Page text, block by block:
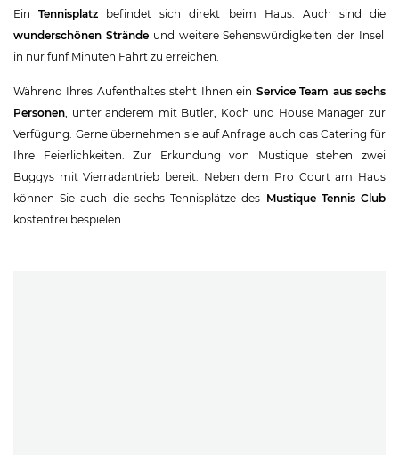
EinTennisplatz befindet sich direkt beim Haus. Auch sind die
wunderschönen Strändeund weitere Sehenswürdigkeiten der Insel
in nur fünf Minuten Fahrt zu erreichen.
Während Ihres Aufenthaltes steht Ihnen ein Service Team aus sechs
Personen , unter anderem mit Butler, Koch und House Manager zur
Verfügung. Gerne übernehmen sie auf Anfrage auch das Catering für
Ihre Feierlichkeiten. Zur Erkundung von Mustique stehen zwei
Buggys mit Vierradantrieb bereit. Neben dem Pro Court am Haus
können Sie auch die sechs Tennisplätze des Mustique Tennis Club
kostenfrei bespielen.